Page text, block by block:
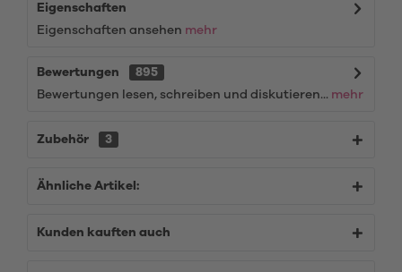
Eigenschaften
Eigenschaften ansehen mehr
Bewertungen
895
Bewertungen lesen, schreiben und diskutieren... mehr
Zubehör 3
Ähnliche Artikel:
Kunden kauften auch